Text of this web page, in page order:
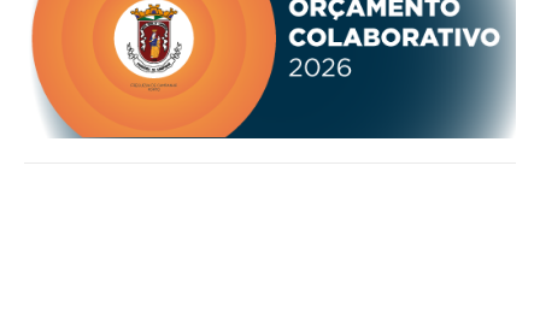
EMPREGO (GIP)
O GABINETE
APOIO AOS DESEMPREGADOS